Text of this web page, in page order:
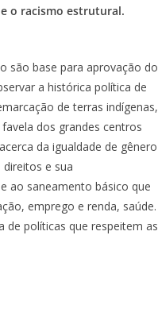
o racismo estrutural.
são base para aprovação do
a histórica política de
de terras indígenas,
dos grandes centros
da igualdade de gênero
e sua
ao saneamento básico que
emprego e renda, saúde.
de políticas que respeitem as